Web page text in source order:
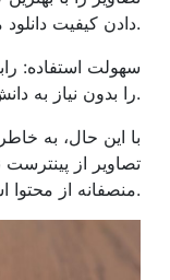
دادن کیفیت دانلود می کنید.
سهولت استفاده:
از Pinterest را بدون نیاز به دانش فنی عمیق آسان می کند.
با این حال، به
تصاویر از
منصفانه از محتوا است.